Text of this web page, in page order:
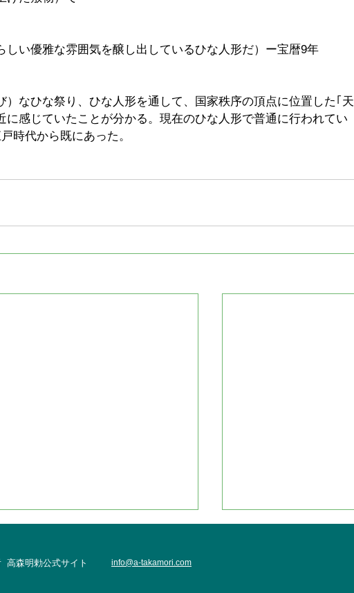
しい優雅な雰囲気を醸し出しているひな人形だ）ー宝暦9年
）なひな祭り、ひな人形を通して、国家秩序の頂点に位置した｢天
に感じていたことが分かる。現在のひな人形で普通に行われてい
時代から既にあった。
高森明勅公式サイト info@a-takamori.com